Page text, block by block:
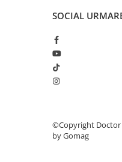
SOCIAL
©Copyright Doctor
by Gomag